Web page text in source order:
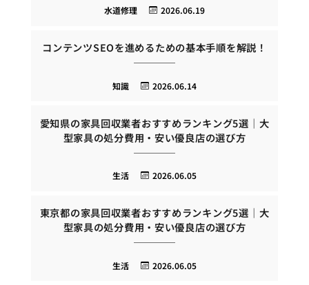
2026.06.19
水道修理
コンテンツSEOを進めるための基本手順を解説！
2026.06.14
知識
愛知県の家具回収業者おすすめランキング5選｜大
型家具の処分費用・安い優良店の選び方
2026.06.05
生活
東京都の家具回収業者おすすめランキング5選｜大
型家具の処分費用・安い優良店の選び方
2026.06.05
生活